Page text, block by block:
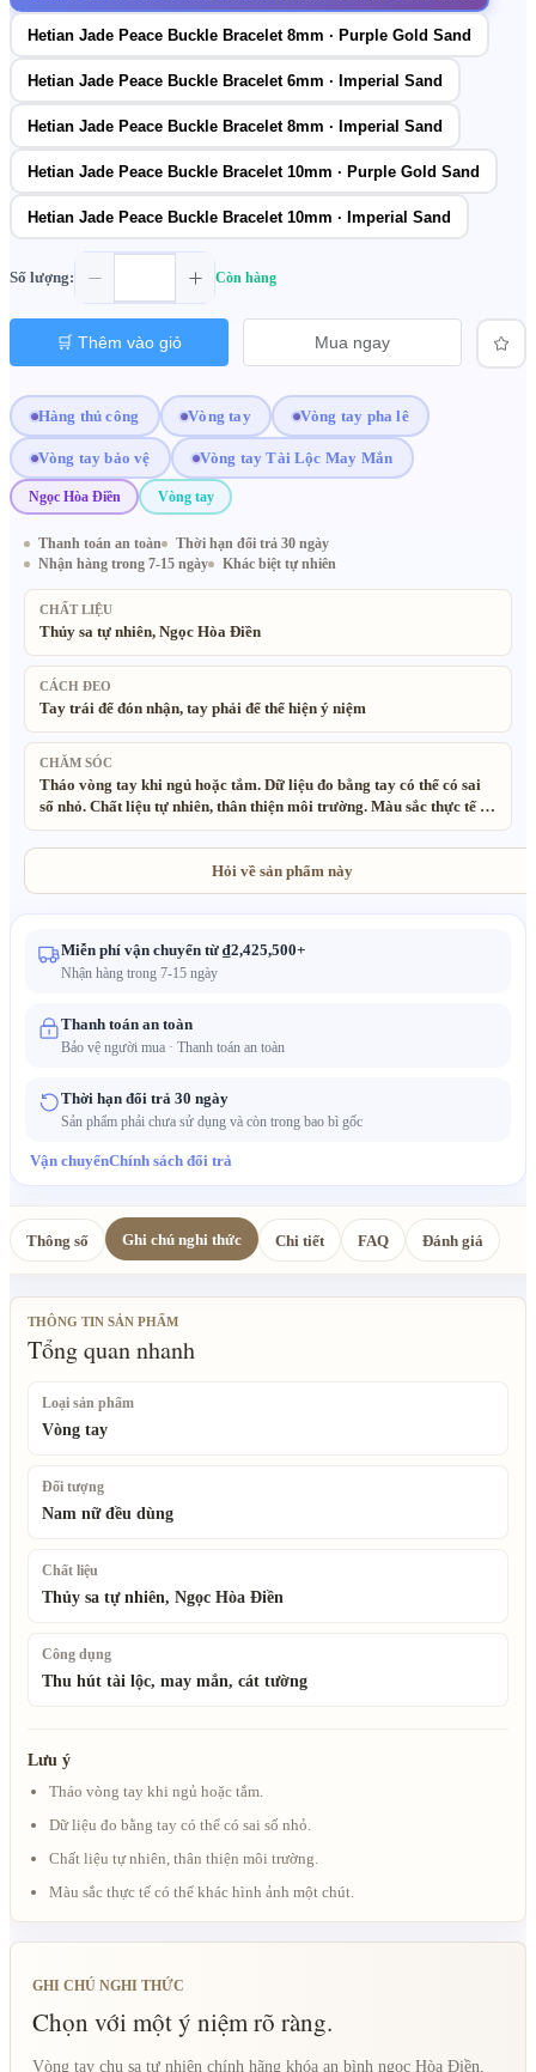
Hàng thủ công Vòng tay Vòng tay pha lê
Vòng tay bảo vệ Vòng tay Tài Lộc May Mắn
Ngọc Hòa Điền Vòng tay
Hetian Jade Peace Buckle Bracelet 8mm · Purple Gold Sand
Hetian Jade Peace Buckle Bracelet 6mm · Imperial Sand
Hetian Jade Peace Buckle Bracelet 8mm · Imperial Sand
Hetian Jade Peace Buckle Bracelet 10mm · Purple Gold Sand
Hetian Jade Peace Buckle Bracelet 10mm · Imperial Sand
Số lượng: Còn hàng
🛒 Thêm vào giỏ Mua ngay
Thanh toán an toàn
Thời hạn đổi trả 30 ngày
Nhận hàng trong 7-15 ngày
Khác biệt tự nhiên
CHẤT LIỆU
Thủy sa tự nhiên, Ngọc Hòa Điền
CÁCH ĐEO
Tay trái để đón nhận, tay phải để thể hiện ý niệm
CHĂM SÓC
Tháo vòng tay khi ngủ hoặc tắm. Dữ liệu đo bằng tay có thể có sai
số nhỏ. Chất liệu tự nhiên, thân thiện môi trường. Màu sắc thực tế có
thể khác hình ảnh một chút.
Hỏi về sản phẩm này
Miễn phí vận chuyển từ ₫2,425,500+
Nhận hàng trong 7-15 ngày
Thanh toán an toàn
Bảo vệ người mua · Thanh toán an toàn
Thời hạn đổi trả 30 ngày
Sản phẩm phải chưa sử dụng và còn trong bao bì gốc
Vận chuyểnChính sách đổi trả
Thông số Ghi chú nghi thức Chi tiết FAQ Đánh giá
THÔNG TIN SẢN PHẨM
Tổng quan nhanh
Loại sản phẩm
Vòng tay
Đối tượng
Nam nữ đều dùng
Chất liệu
Thủy sa tự nhiên, Ngọc Hòa Điền
Công dụng
Thu hút tài lộc, may mắn, cát tường
Lưu ý
Tháo vòng tay khi ngủ hoặc tắm.
Dữ liệu đo bằng tay có thể có sai số nhỏ.
Chất liệu tự nhiên, thân thiện môi trường.
Màu sắc thực tế có thể khác hình ảnh một chút.
GHI CHÚ NGHI THỨC
Chọn với một ý niệm rõ ràng.
Vòng tay chu sa tự nhiên chính hãng khóa an bình ngọc Hòa Điền,